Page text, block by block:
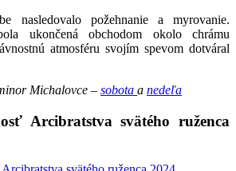
nasledovalo požehnanie a myrovanie.
ukončená obchodom okolo chrámu
atmosféru svojím spevom dotváral
Michalovce – sobota a nedeľa
Arcibratstva svätého ruženca